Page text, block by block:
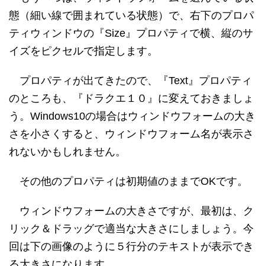
態（細い線で囲まれている状態）で、右下のプロパ
ティウィンドウの『Size』プロパティで横、縦のサ
イズをピクセルで指定します。
プロパティが出てきたので、『Text』プロパティ
のところも、『ドラクエ１０』に変えておきましょ
う。Windows10の場合はウィンドウフォームの大き
さを小さくすると、ウィンドウフォーム名が表示さ
れないかもしれません。
その他のプロパティは初期値のままでOKです。
ウィンドウフォームの大きさですが、最初は、ク
リック＆ドラッグで適当な大きさにしましょう。今
回は下の画像のように５行分のテキストが表示でき